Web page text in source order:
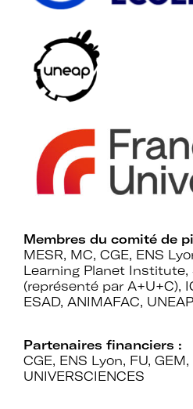
Espace
adhérent
Identifiant ou e-mail
Mot de passe
Mot de passe oublié ?
Membres du comité de
MESR, MC, CGE, ENS
Learning Planet Institute,
(représenté par A+U+C),
ESAD, ANIMAFAC,
Partenaires financiers :
CGE, ENS Lyon, FU,
UNIVERSCIENCES